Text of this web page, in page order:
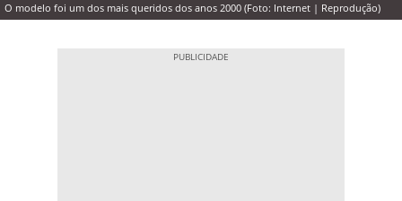
O modelo foi um dos mais queridos dos anos 2000 (Foto: Internet | Reprodução)